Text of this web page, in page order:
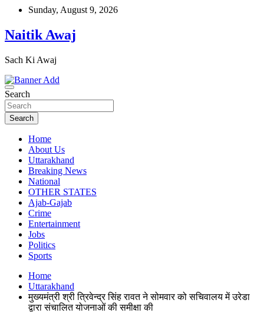
Skip
content
Sunday, August 9, 2026
Naitik Awaj
Sach Ki Awaj
Search
Search
Home
About Us
Uttarakhand
Breaking News
National
OTHER STATES
Ajab-Gajab
Crime
Entertainment
Jobs
Politics
Sports
Home
Uttarakhand
मुख्यमंत्री श्री त्रिवेन्द्र सिंह रावत ने सोमवार को सचिवालय में उरेडा
द्वारा संचालित योजनाओं की समीक्षा की